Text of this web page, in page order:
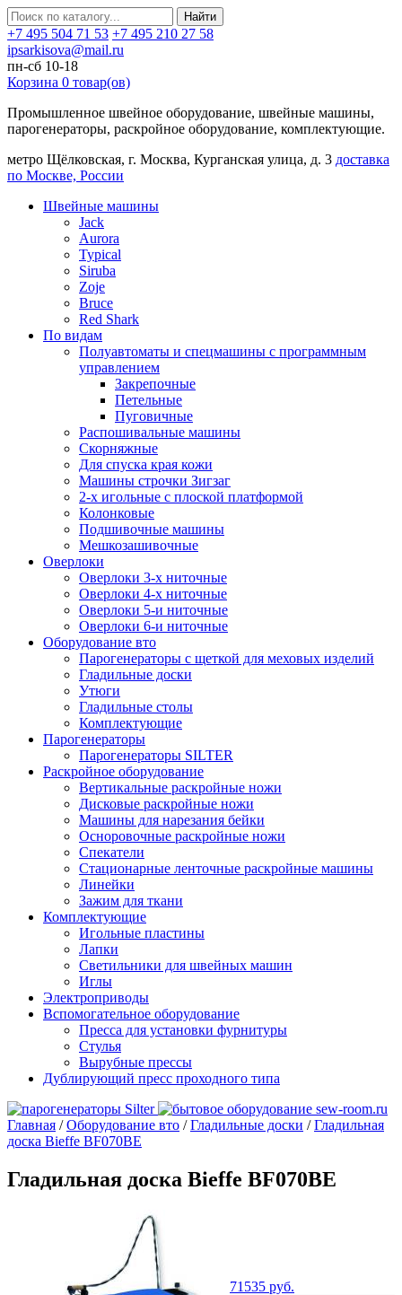
Найти
+7 495 504 71 53 +7 495 210 27 58
ipsarkisova@mail.ru
пн-сб 10-18
Корзина 0 товар(ов)
Промышленное швейное оборудование, швейные машины,
парогенераторы, раскройное оборудование, комплектующие.
метро Щёлковская, г. Москва, Курганская улица, д. 3 доставка
по Москве, России
Швейные машины
Jack
Aurora
Typical
Siruba
Zoje
Bruce
Red Shark
По видам
Полуавтоматы и спецмашины с программным
управлением
Закрепочные
Петельные
Пуговичные
Распошивальные машины
Скорняжные
Для спуска края кожи
Машины строчки Зигзаг
2-х игольные с плоской платформой
Колонковые
Подшивочные машины
Мешкозашивочные
Оверлоки
Оверлоки 3-х ниточные
Оверлоки 4-х ниточные
Оверлоки 5-и ниточные
Оверлоки 6-и ниточные
Оборудование вто
Парогенераторы с щеткой для меховых изделий
Гладильные доски
Утюги
Гладильные столы
Комплектующие
Парогенераторы
Парогенераторы SILTER
Раскройное оборудование
Вертикальные раскройные ножи
Дисковые раскройные ножи
Машины для нарезания бейки
Осноровочные раскройные ножи
Спекатели
Стационарные ленточные раскройные машины
Линейки
Зажим для ткани
Комплектующие
Игольные пластины
Лапки
Светильники для швейных машин
Иглы
Электроприводы
Вспомогательное оборудование
Пресса для установки фурнитуры
Стулья
Вырубные прессы
Дублирующий пресс проходного типа
Главная /Оборудование вто /Гладильные доски /Гладильная
доска Bieffe BF070ВE
Гладильная доска Bieffe BF070ВE
71535 руб.